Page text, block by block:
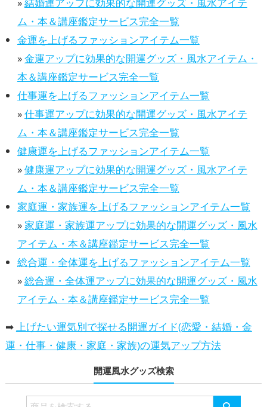
ム・本＆講座鑑定サービス完全一覧
金運を上げるファッションアイテム一覧
»金運アップに効果的な開運グッズ・風水アイテム・
本＆講座鑑定サービス完全一覧
仕事運を上げるファッションアイテム一覧
»仕事運アップに効果的な開運グッズ・風水アイテ
ム・本＆講座鑑定サービス完全一覧
健康運を上げるファッションアイテム一覧
»健康運アップに効果的な開運グッズ・風水アイテ
ム・本＆講座鑑定サービス完全一覧
家庭運・家族運を上げるファッションアイテム一覧
» 家庭運・家族運アップに効果的な開運グッズ・風水
アイテム・本＆講座鑑定サービス完全一覧
総合運・全体運を上げるファッションアイテム一覧
»総合運・全体運アップに効果的な開運グッズ・風水
アイテム・本＆講座鑑定サービス完全一覧
➡ 上げたい運気別で探せる開運ガイド(恋愛・結婚・金
運・仕事・健康・家庭・家族)の運気アップ方法
開運風水グッズ検索
検